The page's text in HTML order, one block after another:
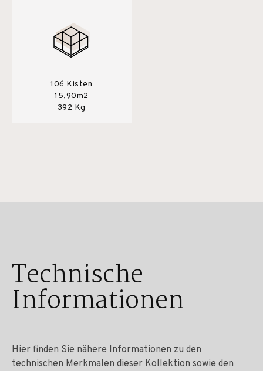
106 Kisten
15,90m2
392 Kg
Technische
Informationen
Hier finden Sie nähere Informationen zu den
technischen Merkmalen dieser Kollektion sowie den